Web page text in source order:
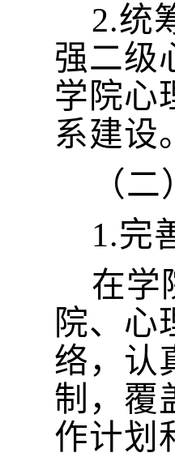
2.统
强二级
学院心
系建设。
（
1.完
在学
院、心
络，认
制，覆
作计划